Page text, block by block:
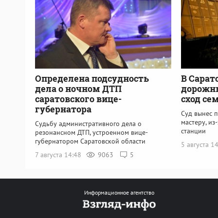
Определена подсудность
дела о ночном ДТП
саратовского вице-
губернатора
Судьбу административного дела о
резонансном ДТП, устроенном вице-
губернатором Саратовской области
7 августа 14:48
9063 5
В
сход
Суд вынес
мастеру,
станции
5 августа
Информационное агентство